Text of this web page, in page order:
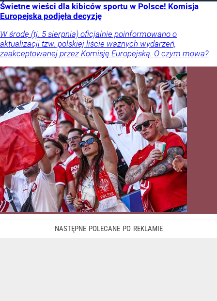
Świetne wieści dla kibiców sportu w Polsce! Komisja
Europejska podjęła decyzję
W środę (tj. 5 sierpnia) oficjalnie poinformowano o
aktualizacji tzw. polskiej liście ważnych wydarzeń,
zaakceptowanej przez Komisję Europejską. O czym mowa?